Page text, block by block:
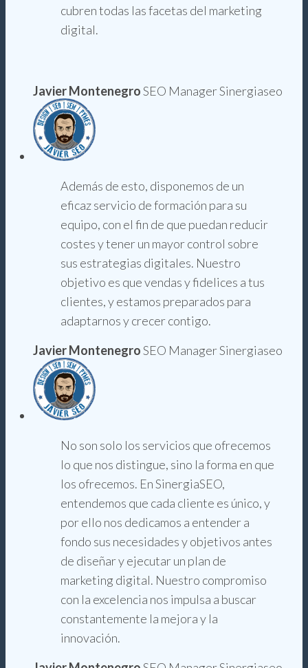
cubren todas las facetas del marketing
digital.
Javier MontenegroSEO Manager Sinergiaseo
Además de esto, disponemos de un
eficaz servicio de formación para su
equipo, con el fin de que puedan reducir
costes y tener un mayor control sobre
sus estrategias digitales. Nuestro
objetivo es que vendas y fidelices a tus
clientes, y estamos preparados para
adaptarnos y crecer contigo.
Javier MontenegroSEO Manager Sinergiaseo
No son solo los servicios que ofrecemos
lo que nos distingue, sino la forma en que
los ofrecemos. En SinergiaSEO,
entendemos que cada cliente es único, y
por ello nos dedicamos a entender a
fondo sus necesidades y objetivos antes
de diseñar y ejecutar un plan de
marketing digital. Nuestro compromiso
con la excelencia nos impulsa a buscar
constantemente la mejora y la
innovación.